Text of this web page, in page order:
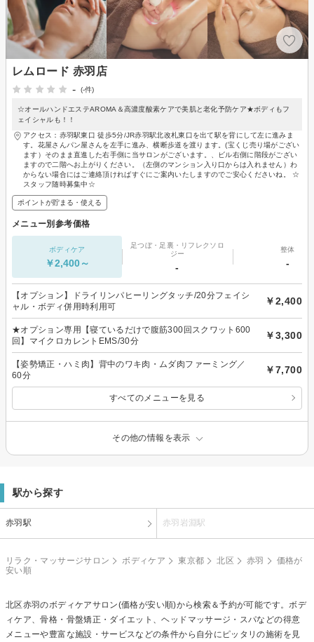
レムロード 赤羽店
-
(-件)
☆オールハンドエステAROMA＆高濃度酸素ケアで美肌と老化予防ケア★ボディもフ
ェイシャルも！！
アクセス：赤羽駅東口 徒歩5分/JR赤羽駅北改札東口を出て駅を背にして左に進みま
す。花屋さんパン屋さんを左手に進み、横断歩道を渡ります。(宝くじ売り場がござい
ます）そのまま直進した右手側に当サロンがございます。、ビル右側に階段がござい
ますので二階へお上がりください。（左側のマンション入り口からは入れません）わ
からない場合にはご連絡頂ければすぐにご案内いたしますのでご安心くださいね。 ☆
スタッフ随時募集中☆
ポイントが貯まる・使える
メニュー別参考価格
ボディケア
￥2,400～
足つぼ・足裏・リフレクソロ
ジー
-
整体
-
【オプション】ドライリンパヒーリングタッチ/20分フェイシ
ャル・ボディ併用時利用可
￥2,400
★オプション専用【寝ているだけで腹筋300回スクワット600
回】マイクロカレントEMS/30分
￥3,300
【姿勢矯正・ハミ肉】背中のワキ肉・ムダ肉ファーミング／
60分
￥7,700
すべてのメニューを見る
その他の情報を表示
駅から探す
赤羽駅 赤羽岩淵駅
リラク・マッサージサロン ボディケア 東京都 北区 赤羽
価格が
安い順
北区赤羽のボディケアサロン(価格が安い順)から検索＆予約が可能です。ボデ
ィケア、骨格・骨盤矯正・ダイエット、ヘッドマッサージ・スパなどの得意
メニューや豊富な施設・サービスなどの条件から自分にピッタリの施術を見